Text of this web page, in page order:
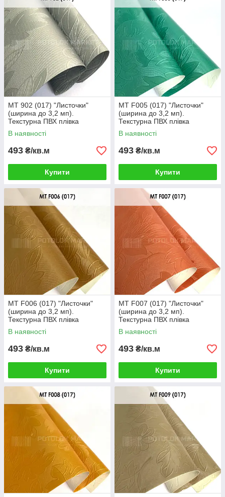
MT 902 (017) "Листочки"
(ширина до 3,2 мп).
Текстурна ПВХ плівка
В наявності
493 ₴/кв.м
Купити
MT F005 (017) "Листочки"
(ширина до 3,2 мп).
Текстурна ПВХ плівка
В наявності
493 ₴/кв.м
Купити
MT F006 (017) "Листочки"
(ширина до 3,2 мп).
Текстурна ПВХ плівка
В наявності
493 ₴/кв.м
Купити
MT F007 (017) "Листочки"
(ширина до 3,2 мп).
Текстурна ПВХ плівка
В наявності
493 ₴/кв.м
Купити